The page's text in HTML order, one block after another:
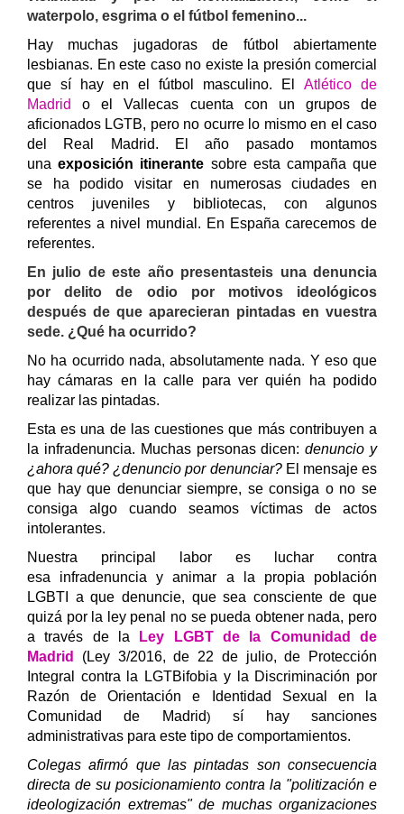
waterpolo, esgrima o el fútbol femenino...
Hay muchas jugadoras de fútbol abiertamente
lesbianas. En este caso no existe la presión comercial
que sí hay en el fútbol masculino.
El Atlético de
Madrid
o el Vallecas cuenta con un grupos de
aficionados LGTB, pero no ocurre lo mismo en el caso
del Real Madrid.
El año pasado montamos
unaexposición itinerante sobre esta campaña que
se ha podido visitar en numerosas ciudades en
centros juveniles y bibliotecas, con algunos
referentes a nivel mundial. En España carecemos de
referentes.
En julio de este año presentasteis una denuncia
por delito de odio por motivos ideológicos
después de que aparecieran pintadas en vuestra
sede. ¿Qué ha ocurrido?
No ha ocurrido nada, absolutamente nada. Y eso que
hay cámaras en la calle para ver quién ha podido
realizar las pintadas.
Esta es una de las cuestiones que más contribuyen a
la infradenuncia. Muchas personas dicen:denuncio y
¿ahora qué? ¿denuncio por denunciar?El mensaje es
que hay que denunciar siempre, se consiga o no se
consiga algo cuando seamos víctimas de actos
intolerantes.
Nuestra principal labor es luchar contra
esa infradenuncia y animar a la propia población
LGBTI a que denuncie, que sea consciente de que
quizá por la ley penal no se pueda obtener nada, pero
a través de la
Ley LGBT de la Comunidad de
Madrid
(Ley 3/2016, de 22 de julio, de Protección
Integral contra la LGTBifobia y la Discriminación por
Razón de Orientación e Identidad Sexual en la
Comunidad de Madrid)sí hay sanciones
administrativas para este tipo de comportamientos.
Colegas afirmó que las pintadas son consecuencia
directa de su posicionamiento contra la "politización e
ideologización extremas" de muchas organizaciones